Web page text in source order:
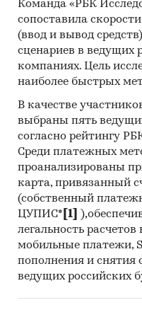
EXPORT CO., LTD,
В разделе `Экспорт`
экспортеры:
ООО
`ДОРХАН ГРУПП`,
МИРОНОВ Д.В., ООО
Е.А., ООО
ЧЕРНЫШОВ С.А.,
`ТОЧНЫЕ
ИП ДЁМИНА Е.Ю.,
`АЛЮМИКА`, ИП
А.Е., ООО
ООО `ГК `ЭСТЕТ`,
Выдержки из
- Российский рынок
последние годы
тренд.
Команда «РБК
сопоставила
(ввод и вывод
сценариев в ведущих
компаниях. Цель
наиболее быстрых
В качестве
выбраны пять
согласно рейтингу
Среди платежных
проанализированы
карта, привязанный
(собственный
ЦУПИС* [1]
легальность
мобильные платежи,
пополнения и снятия
ведущих российских